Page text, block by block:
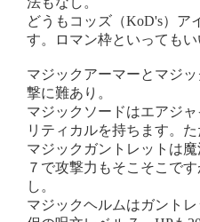
どうもコッズ（KoD's）ア
す。ロマン枠といってもい
マジックアーマーとマジ
撃に難あり。
マジックソードはエアジ
リティカルを持ちます。た
マジックガントレットは
７で攻撃力もそこそこで
し。
マジックヘルムはガント